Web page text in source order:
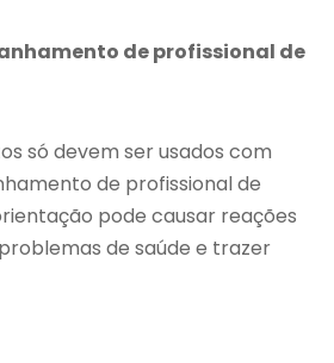
de profissional de
só devem ser usados com
de profissional de
pode causar reações
de saúde e trazer